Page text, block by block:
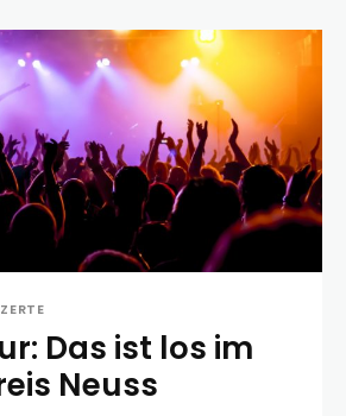
Das ist los im
Neuss